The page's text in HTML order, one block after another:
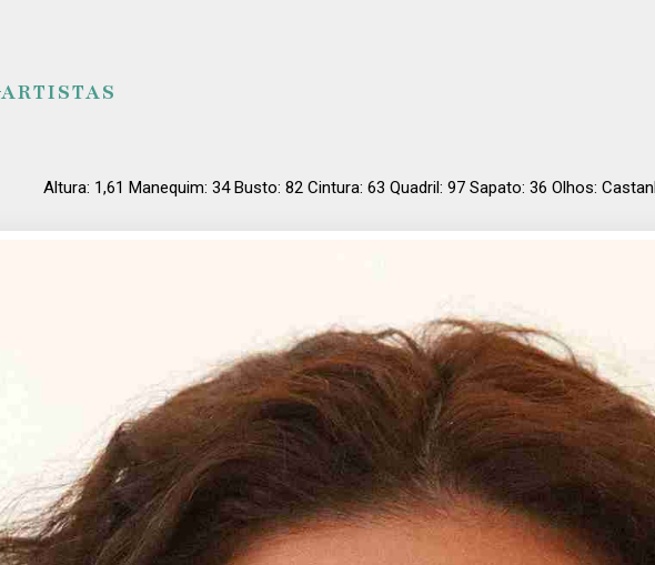
ARTISTAS
Altura: 1,61 Manequim: 34 Busto: 82 Cintura: 63 Quadril: 97 Sapato: 36 Olhos: